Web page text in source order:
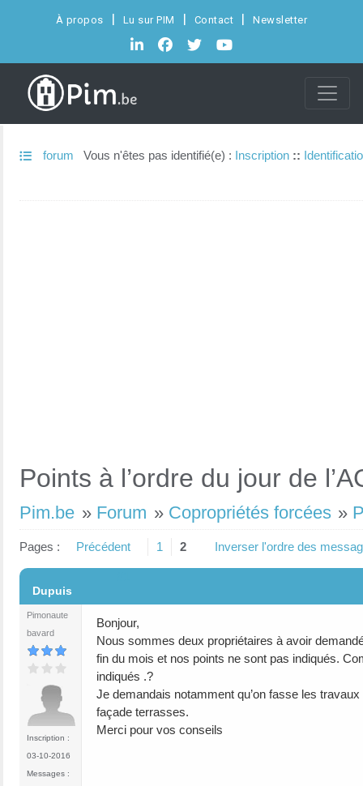
À propos Lu sur PIM Contact Newsletter
forum Vous n'êtes pas identifié(e) : Inscription ::
Points à l’ordre du jour de
Pim.be » Forum » Copropriétés forcées »
Pages : Précédent 1 2 Inverser l'ordre des
Dupuis
Pimonaute
bavard
Inscription :
03-10-2016
Messages :
Bonjour,
Nous sommes deux propriétaires à avoir
fin du mois et nos points ne sont pas indiqués.
indiqués .?
Je demandais notamment qu’on fasse les
façade terrasses.
Merci pour vos conseils